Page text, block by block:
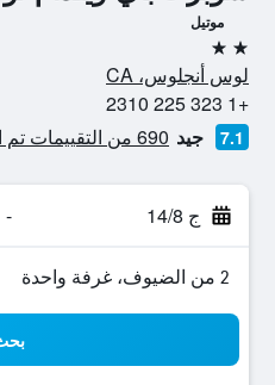
موتيل
2 نجمتين
لوس أنجلوس، CA
+1 323 225 2310
7.1 جيد 690 من التقييمات تم التحقق منها
ج 14/8 -
2 من الضيوف، غرفة واحدة